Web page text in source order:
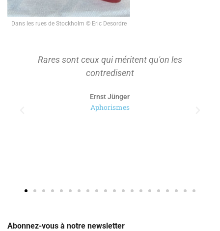
Dans les rues de Stockholm © Eric Desordre
Rares sont ceux qui méritent qu'on les
contredisent
Ernst Jünger
Aphorismes
Abonnez-vous à notre newsletter